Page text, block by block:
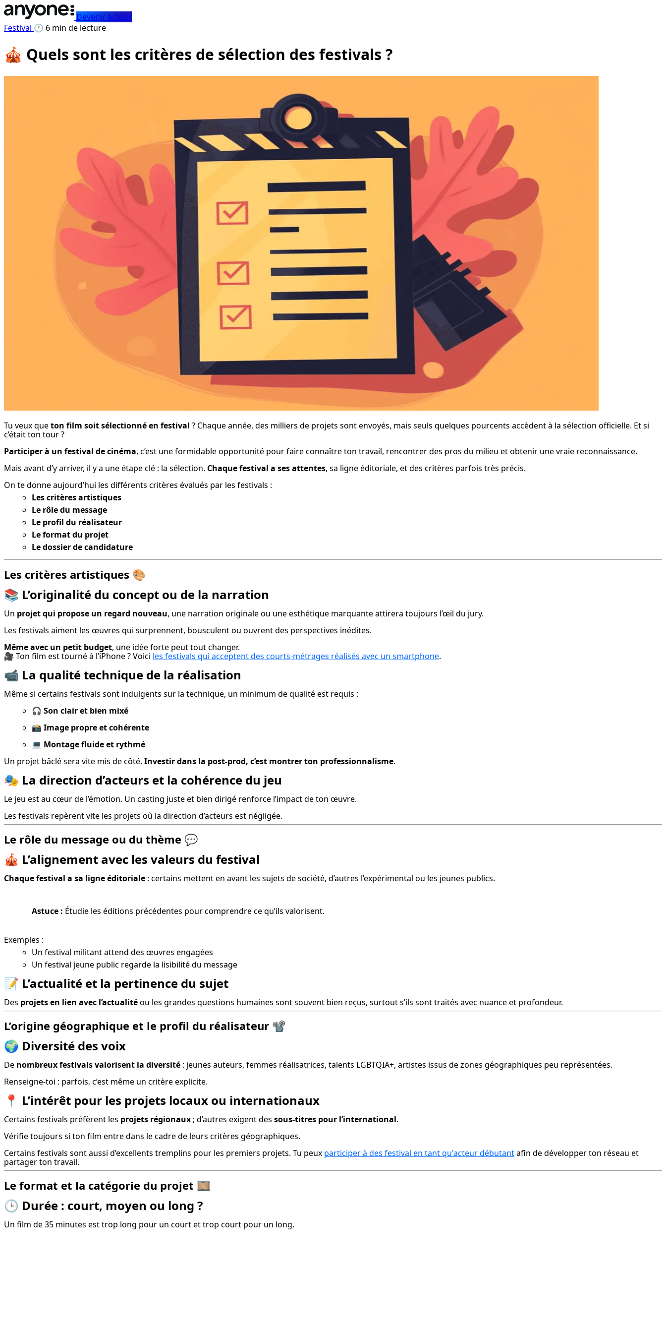
Devenir acteur
Festival 🕐 6 min de lecture
🎪 Quels sont les critères de sélection des festivals ?
Tu veux que ton film soit sélectionné en festival ? Chaque année, des milliers de projets sont envoyés, mais seuls quelques pourcents accèdent à la sélection officielle. Et si
c’était ton tour ?
Participer à un festival de cinéma, c’est une formidable opportunité pour faire connaître ton travail, rencontrer des pros du milieu et obtenir une vraie reconnaissance.
Mais avant d’y arriver, il y a une étape clé : la sélection. Chaque festival a ses attentes, sa ligne éditoriale, et des critères parfois très précis.
On te donne aujourd’hui les différents critères évalués par les festivals :
Les critères artistiques
Le rôle du message
Le profil du réalisateur
Le format du projet
Le dossier de candidature
Les critères artistiques 🎨
📚 L’originalité du concept ou de la narration
Un projet qui propose un regard nouveau, une narration originale ou une esthétique marquante attirera toujours l’œil du jury.
Les festivals aiment les œuvres qui surprennent, bousculent ou ouvrent des perspectives inédites.
Même avec un petit budget, une idée forte peut tout changer.
🎥 Ton film est tourné à l’iPhone ? Voici les festivals qui acceptent des courts-métrages réalisés avec un smartphone.
📹 La qualité technique de la réalisation
Même si certains festivals sont indulgents sur la technique, un minimum de qualité est requis :
🎧 Son clair et bien mixé
📸 Image propre et cohérente
💻 Montage fluide et rythmé
Un projet bâclé sera vite mis de côté. Investir dans la post-prod, c’est montrer ton professionnalisme.
🎭 La direction d’acteurs et la cohérence du jeu
Le jeu est au cœur de l’émotion. Un casting juste et bien dirigé renforce l’impact de ton œuvre.
Les festivals repèrent vite les projets où la direction d’acteurs est négligée.
Le rôle du message ou du thème 💬
🎪 L’alignement avec les valeurs du festival
Chaque festival a sa ligne éditoriale : certains mettent en avant les sujets de société, d’autres l’expérimental ou les jeunes publics.
Astuce : Étudie les éditions précédentes pour comprendre ce qu’ils valorisent.
Exemples :
Un festival militant attend des œuvres engagées
Un festival jeune public regarde la lisibilité du message
📝 L’actualité et la pertinence du sujet
Des projets en lien avec l’actualité ou les grandes questions humaines sont souvent bien reçus, surtout s’ils sont traités avec nuance et profondeur.
L’origine géographique et le profil du réalisateur 📽️
🌍 Diversité des voix
De nombreux festivals valorisent la diversité : jeunes auteurs, femmes réalisatrices, talents LGBTQIA+, artistes issus de zones géographiques peu représentées.
Renseigne-toi : parfois, c’est même un critère explicite.
📍 L’intérêt pour les projets locaux ou internationaux
Certains festivals préfèrent les projets régionaux ; d’autres exigent des sous-titres pour l’international.
Vérifie toujours si ton film entre dans le cadre de leurs critères géographiques.
Certains festivals sont aussi d’excellents tremplins pour les premiers projets. Tu peux participer à des festival en tant qu'acteur débutant afin de développer ton réseau et
partager ton travail.
Le format et la catégorie du projet 🎞️
🕒 Durée : court, moyen ou long ?
Un film de 35 minutes est trop long pour un court et trop court pour un long.